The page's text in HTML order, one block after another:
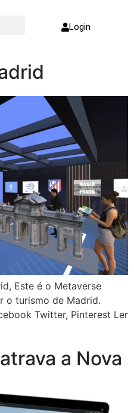
Login
Este é o Metaverse
o turismo de Madrid.
Twitter, Pinterest Ler
a Nova